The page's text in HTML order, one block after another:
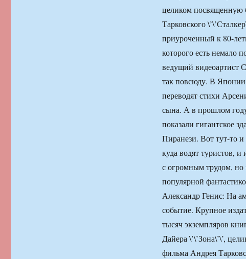
целиком посвященную
Тарковского
приуроченный к 80-
которого есть немало
ведущий видеоартист
так повсюду. В
переводят стихи
сына. А в прошлом
показали гигантское
Пиранези. Вот тут-то и
куда водят туристов,
с огромным трудом, но
популярной
Александр Генис: На
событие. Крупное
тысяч экземпляров
Дайера \’\’Зона\’\’,
фильма Андрея